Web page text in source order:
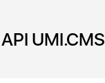
UMI.CMS